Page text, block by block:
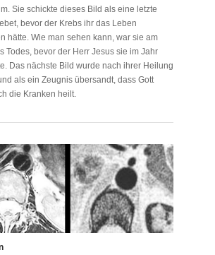
Sie schickte dieses Bild als eine letzte
bevor der Krebs ihr das Leben
hätte. Wie man sehen kann, war sie am
Todes, bevor der Herr Jesus sie im Jahr
Das nächste Bild wurde nach ihrer Heilung
als ein Zeugnis übersandt, dass Gott
die Kranken heilt.